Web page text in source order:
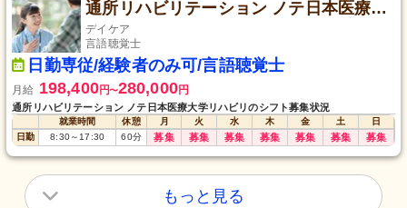
通所リハビリテーション ノテ日本医療大学リハビリ
デイケア
言語聴覚士
日勤専従/経験者のみ可/言語聴覚士
月給 198,400円〜280,000円
通所リハビリテーション ノテ日本医療大学リハビリのシフト募集状況
就業時間 休憩 月 火 水 木 金 土
日
日勤
8:30～17:30 60分 募集 募集 募集 募集 募集 募集 募集
もっと見る